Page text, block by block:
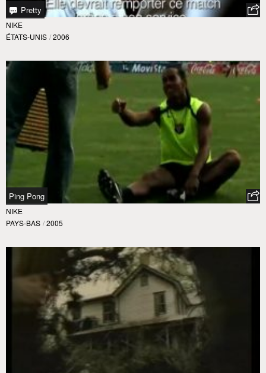
Pretty
NIKE
ÉTATS-UNIS / 2006
Ping Pong
NIKE
PAYS-BAS / 2005